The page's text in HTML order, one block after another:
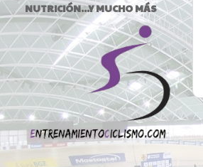
NUTRICIÓN...Y MUCHO MÁS